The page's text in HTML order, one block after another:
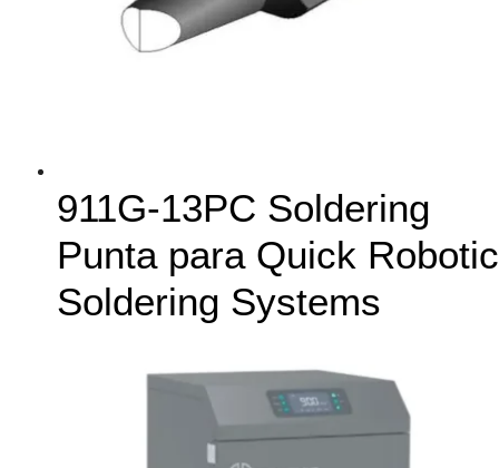
911G-13PC Soldering
Punta para Quick Robotic
Soldering Systems